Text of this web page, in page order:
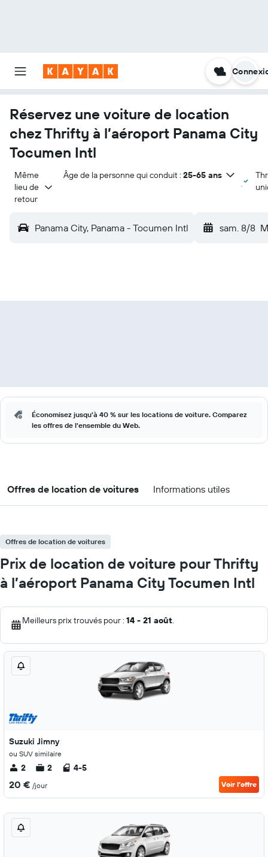
Réservez une voiture de location
chez Thrifty à l’aéroport Panama City
Tocumen Intl
Même
lieu de
retour
Âge de la personne qui conduit : 25-65 ans
Panama City, Panama - Tocumen Intl sam. 8/8
Économisez jusqu'à 40 % sur les locations de voiture. Comparez
les offres de l'ensemble du Web.
Offres de location de voitures Informations utiles
Offres de location de voitures
Prix de location de voiture pour Thrifty
à l’aéroport Panama City Tocumen Intl
Meilleurs prix trouvés pour : 14 - 21 août.
Suzuki Jimny
ou SUV similaire
2 2 4-5
20 € /jour Voir l’offre